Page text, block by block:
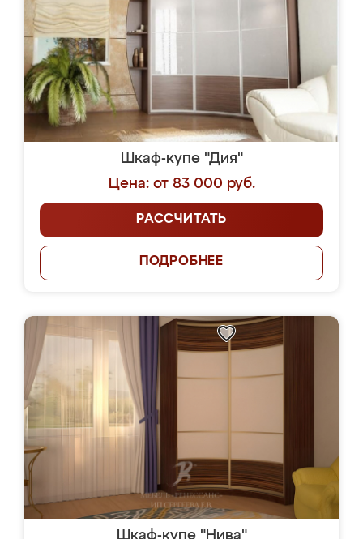
Шкаф-купе "Дия"
Цена: от 83 000 руб.
РАССЧИТАТЬ
ПОДРОБНЕЕ
Шкаф-купе "Нива"